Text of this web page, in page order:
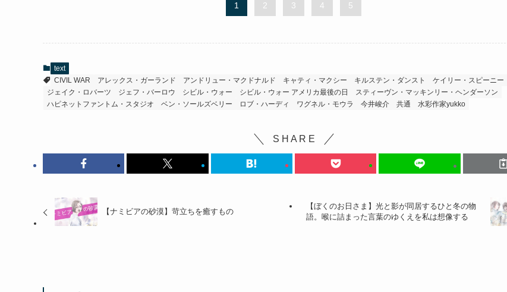
1 2 3 4 5
text
CIVIL WAR
アレックス・ガーランド アンドリュー・マクドナルド キャティ・マクシー キルステン・ダンスト
ケイリー・スピーニー
ジェイク・ロバーツ
ジェフ・バーロウ シビル・ウォー シビル・ウォー アメリカ最後の日
スティーヴン・マッキンリー・ヘンダーソン
ハピネットファントム・スタジオ
ベン・ソールズベリー ロブ・ハーディ ワグネル・モウラ 今井峻介 共通 水彩作家yukko
S H A R E
【ナミビアの砂漠】苛立ちを癒すもの
【ぼくのお日さま】光と影が同居するひと冬の物
語。喉に詰まった言葉のゆくえを私は想像する